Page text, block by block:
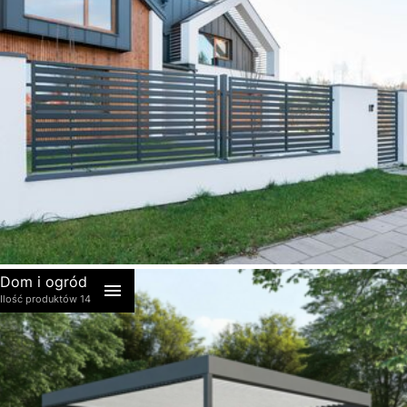
akcesoria
Dom i ogród
Ilość produktów 14